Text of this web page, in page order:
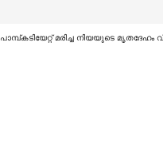
പാമ്പ്കടിയേറ്റ് മരിച്ച നിയയുടെ മൃതദേഹം